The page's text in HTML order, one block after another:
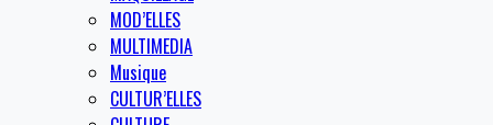
MOD’ELLES
MULTIMEDIA
Musique
CULTUR’ELLES